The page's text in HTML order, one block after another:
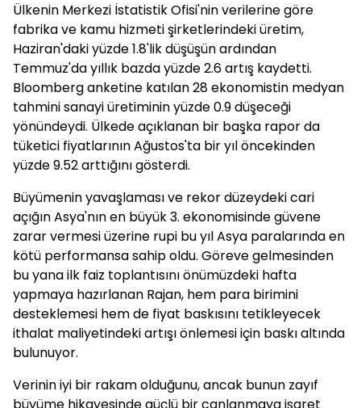
Ülkenin Merkezi İstatistik Ofisi'nin verilerine göre
fabrika ve kamu hizmeti şirketlerindeki üretim,
Haziran'daki yüzde 1.8'lik düşüşün ardından
Temmuz'da yıllık bazda yüzde 2.6 artış kaydetti.
Bloomberg anketine katılan 28 ekonomistin medyan
tahmini sanayi üretiminin yüzde 0.9 düşeceği
yönündeydi. Ülkede açıklanan bir başka rapor da
tüketici fiyatlarının Ağustos'ta bir yıl öncekinden
yüzde 9.52 arttığını gösterdi.
Büyümenin yavaşlaması ve rekor düzeydeki cari
açığın Asya'nın en büyük 3. ekonomisinde güvene
zarar vermesi üzerine rupi bu yıl Asya paralarında en
kötü performansa sahip oldu. Göreve gelmesinden
bu yana ilk faiz toplantısını önümüzdeki hafta
yapmaya hazırlanan Rajan, hem para birimini
desteklemesi hem de fiyat baskısını tetikleyecek
ithalat maliyetindeki artışı önlemesi için baskı altında
bulunuyor.
Verinin iyi bir rakam olduğunu, ancak bunun zayıf